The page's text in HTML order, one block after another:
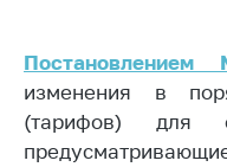
универсальная
товарная
Общественная
жизнь
изменения в
(тарифов) для